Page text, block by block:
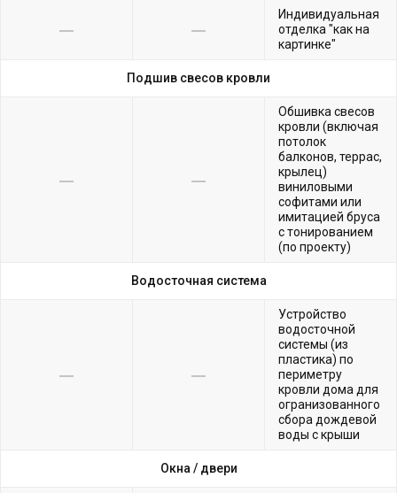
Индивидуальная
отделка "как на
картинке"
Подшив свесов кровли
Обшивка свесов
кровли (включая
потолок
балконов, террас,
крылец)
виниловыми
софитами или
имитацией бруса
с тонированием
(по проекту)
Водосточная система
Устройство
водосточной
системы (из
пластика) по
периметру
кровли дома для
огранизованного
сбора дождевой
воды с крыши
Окна / двери